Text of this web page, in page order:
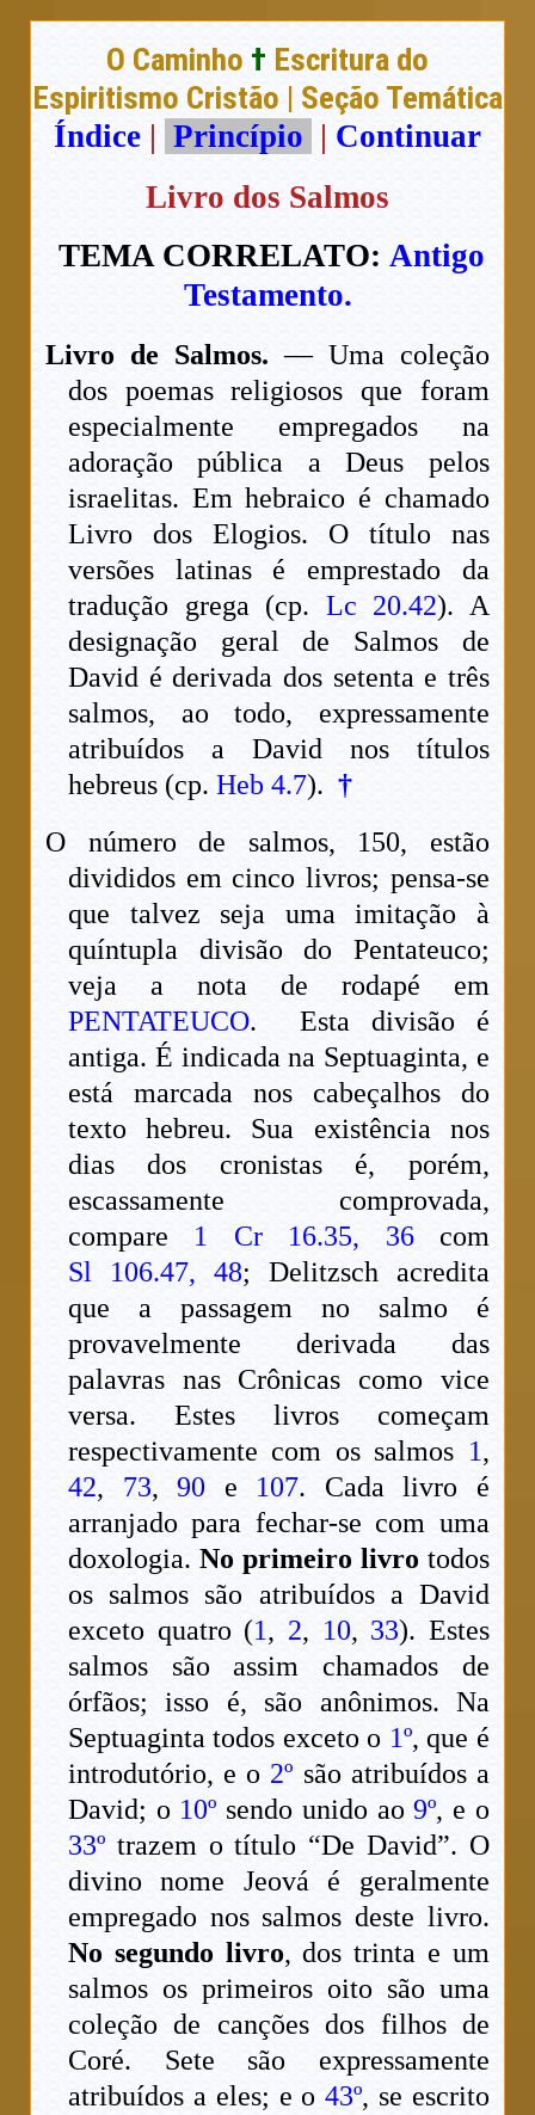
O Caminho † Escritura do
Espiritismo Cristão | Seção Temática
Índice | Princípio | Continuar
Livro dos Salmos
TEMA CORRELATO: Antigo
Testamento.
Livro de Salmos. — Uma coleção
dos poemas religiosos que foram
especialmente empregados na
adoração pública a Deus pelos
israelitas. Em hebraico é chamado
Livro dos Elogios. O título nas
versões latinas é emprestado da
tradução grega (cp. Lc 20.42). A
designação geral de Salmos de
David é derivada dos setenta e três
salmos, ao todo, expressamente
atribuídos a David nos títulos
hebreus (cp.Heb 4.7). †
O número de salmos, 150, estão
divididos em cinco livros; pensa-se
que talvez seja uma imitação à
quíntupla divisão do Pentateuco;
veja a nota de rodapé em
PENTATEUCO. Esta divisão é
antiga. É indicada na Septuaginta, e
está marcada nos cabeçalhos do
texto hebreu. Sua existência nos
dias dos cronistas é, porém,
escassamente comprovada,
compare 1 Cr 16.35, 36com
Sl 106.47, 48; Delitzsch acredita
que a passagem no salmo é
provavelmente derivada das
palavras nas Crônicas como vice
versa. Estes livros começam
respectivamente com os salmos 1,
42, 73,90 e 107. Cada livro é
arranjado para fechar-se com uma
doxologia. No primeiro livrotodos
os salmos são atribuídos a David
exceto quatro (1, 2, 10, 33). Estes
salmos são assim chamados de
órfãos; isso é, são anônimos. Na
Septuaginta todos exceto o 1º, que é
introdutório, e o 2º são atribuídos a
David; o 10º sendo unido ao9º, e o
33º trazem o título “De David”. O
divino nome Jeová é geralmente
empregado nos salmos deste livro.
No segundo livro, dos trinta e um
salmos os primeiros oito são uma
coleção de canções dos filhos de
Coré. Sete são expressamente
atribuídos a eles; e o43º, se escrito